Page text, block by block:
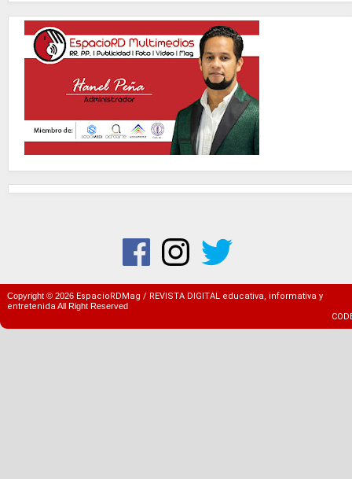
Copyright © 2026 EspacioRDMag / REVISTA DIGITAL educativa, informativa y
entretenidaAll Right Reserved